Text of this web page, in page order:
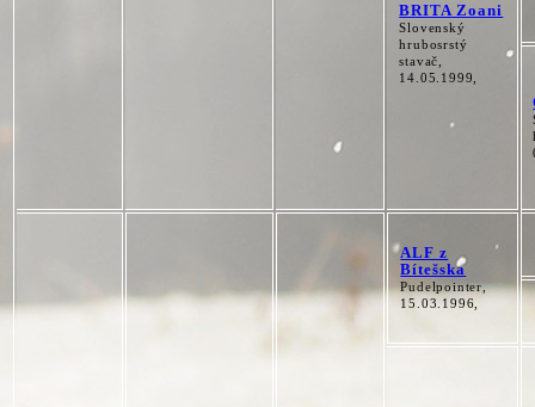
BRITA Zoani
Slovenský
hrubosrstý
stavač,
14.05.1999,
ALF z
Bítešska
Pudelpointer,
15.03.1996,